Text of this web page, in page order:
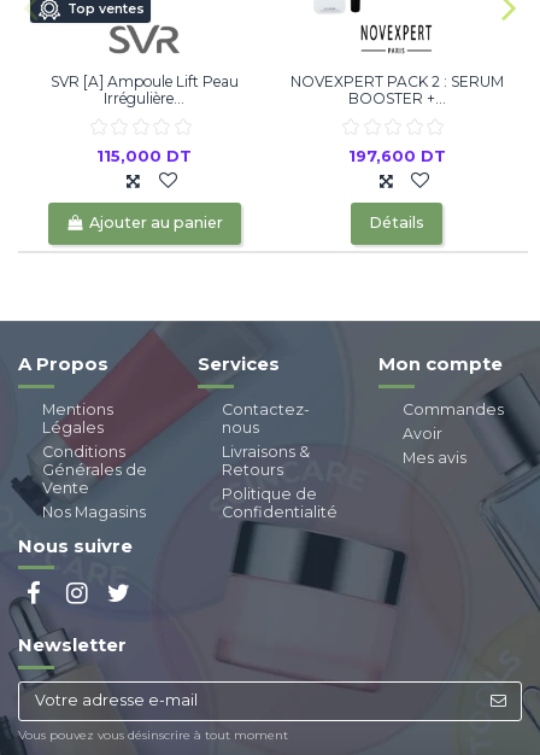
Top ventes
SVR [A] Ampoule Lift Peau
Irrégulière...
115,000 DT
Ajouter au panier
NOVEXPERT PACK 2 : SERUM
BOOSTER +...
197,600 DT
Détails
A Propos
Mentions
Légales
Conditions
Générales de
Vente
Nos Magasins
Services
Contactez-
nous
Livraisons &
Retours
Politique de
Confidentialité
Mon compte
Commandes
Avoir
Mes avis
Nous suivre
Newsletter
Vous pouvez vous désinscrire à tout moment